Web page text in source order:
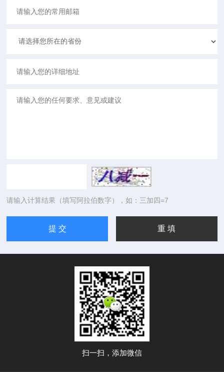
请输入计算结果（填写阿拉伯数字），如：三加四=7
扫一扫，添加微信